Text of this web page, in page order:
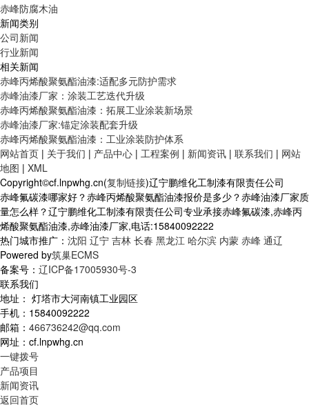
赤峰防腐木油
新闻类别
公司新闻
行业新闻
相关新闻
赤峰丙烯酸聚氨酯油漆:适配多元防护需求
赤峰油漆厂家：涂装工艺迭代升级
赤峰丙烯酸聚氨酯油漆：拓展工业涂装新场景
赤峰油漆厂家:锚定涂装配套升级
赤峰丙烯酸聚氨酯油漆：工业涂装防护体系
网站首页 | 关于我们 | 产品中心 | 工程案例 | 新闻资讯 | 联系我们 | 网站
地图 | XML
Copyright©cf.lnpwhg.cn(复制链接)辽宁鹏维化工制漆有限责任公司
赤峰氟碳漆哪家好？赤峰丙烯酸聚氨酯油漆报价是多少？赤峰油漆厂家质
量怎么样？辽宁鹏维化工制漆有限责任公司专业承接赤峰氟碳漆,赤峰丙
烯酸聚氨酯油漆,赤峰油漆厂家,电话:15840092222
热门城市推广： 沈阳 辽宁 吉林 长春 黑龙江 哈尔滨 内蒙 赤峰 通辽
Powered by筑巢ECMS
备案号： 辽ICP备17005930号-3
联系我们
地址： 灯塔市大河南镇工业园区
手机：15840092222
邮箱： 466736242@qq.com
网址：cf.lnpwhg.cn
一键拨号
产品项目
新闻资讯
返回首页